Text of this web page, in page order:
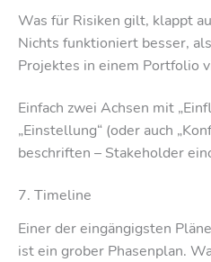
Was für Risiken gilt, klappt
Nichts funktioniert besser,
Projektes in einem Portfolio
Einfach zwei Achsen mit
„Einstellung“ (oder auch
beschriften – Stakeholder
7. Timeline
Einer der eingängigsten
ist ein grober Phasenplan.